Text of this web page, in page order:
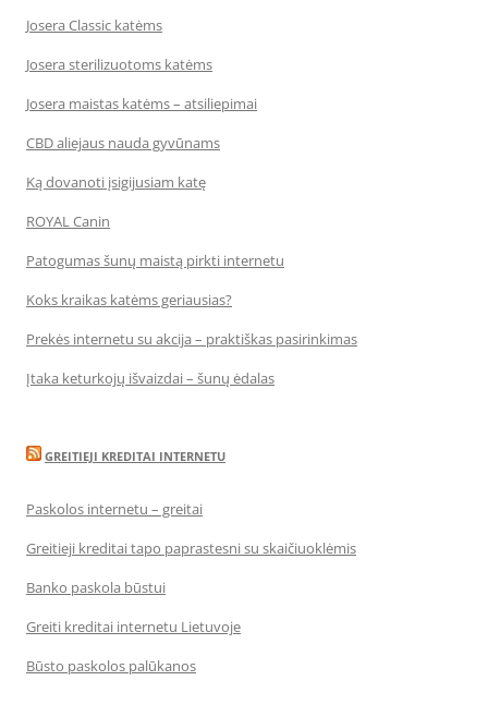
Josera Classic katėms
Josera sterilizuotoms katėms
Josera maistas katėms – atsiliepimai
CBD aliejaus nauda gyvūnams
Ką dovanoti įsigijusiam katę
ROYAL Canin
Patogumas šunų maistą pirkti internetu
Koks kraikas katėms geriausias?
Prekės internetu su akcija – praktiškas pasirinkimas
Įtaka keturkojų išvaizdai – šunų ėdalas
GREITIEJI KREDITAI INTERNETU
Paskolos internetu – greitai
Greitieji kreditai tapo paprastesni su skaičiuoklėmis
Banko paskola būstui
Greiti kreditai internetu Lietuvoje
Būsto paskolos palūkanos